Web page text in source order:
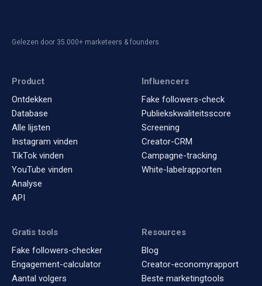
Gelezen door 35.000+ marketeers & founders
Product
Ontdekken
Database
Alle lijsten
Instagram vinden
TikTok vinden
YouTube vinden
Analyse
API
Influencers
Fake followers-check
Publiekskwaliteitsscore
Screening
Creator-CRM
Campagne-tracking
White-labelrapporten
Gratis tools
Fake followers-checker
Engagement-calculator
Aantal volgers
Resources
Blog
Creator-economyrapport
Beste marketingtools